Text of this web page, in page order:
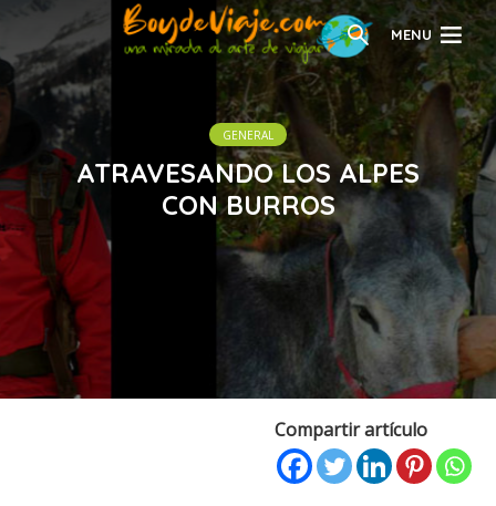
MENU
GENERAL
ATRAVESANDO LOS ALPES
CON BURROS
Compartir artículo